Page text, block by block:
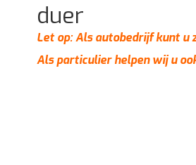
duer
Let op: Als autobedrijf kunt u
Als particulier helpen wij u